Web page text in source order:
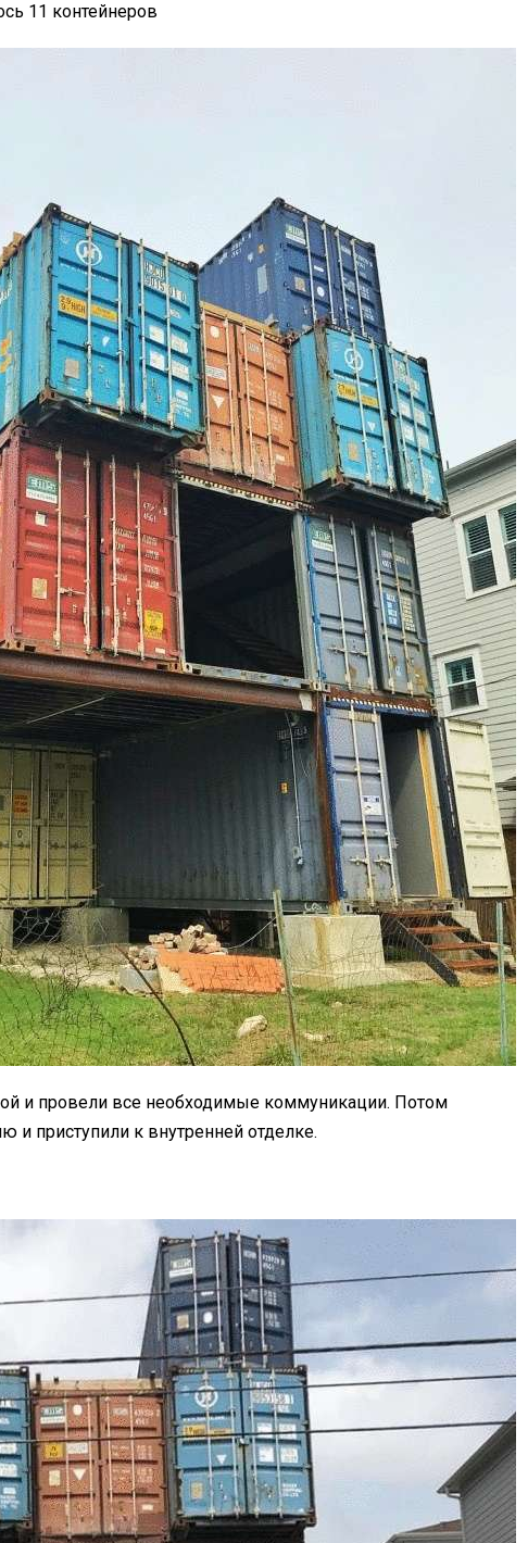
11 контейнеров
и провели все необходимые коммуникации. Потом
и приступили к внутренней отделке.